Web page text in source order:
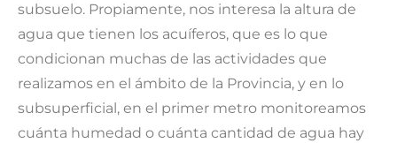
subsuelo. Propiamente, nos interesa la altura de
agua que tienen los acuíferos, que es lo que
condicionan muchas de las actividades que
realizamos en el ámbito de la Provincia, y en lo
subsuperficial, en el primer metro monitoreamos
cuánta humedad o cuánta cantidad de agua hay